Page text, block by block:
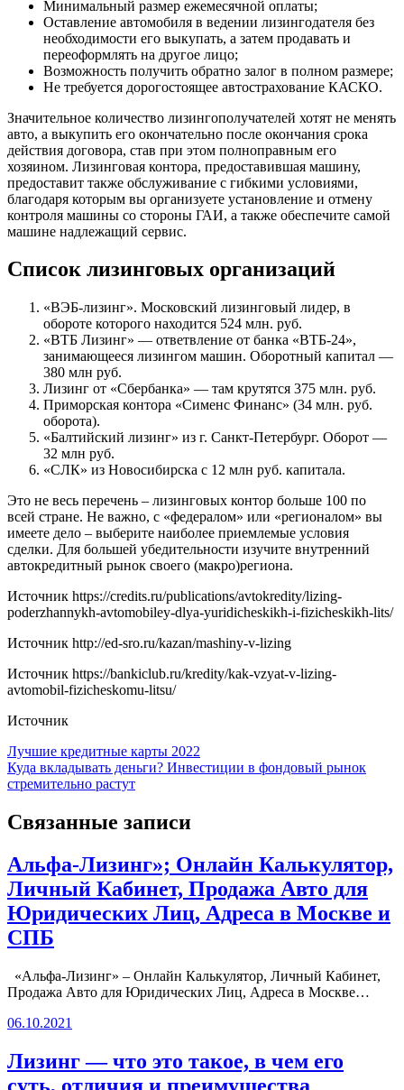
Минимальный размер ежемесячной оплаты;
Оставление автомобиля в ведении лизингодателя без
необходимости его выкупать, а затем продавать и
переоформлять на другое лицо;
Возможность получить обратно залог в полном размере;
Не требуется дорогостоящее автострахование КАСКО.
Значительное количество лизингополучателей хотят не менять
авто, а выкупить его окончательно после окончания срока
действия договора, став при этом полноправным его
хозяином. Лизинговая контора, предоставившая машину,
предоставит также обслуживание с гибкими условиями,
благодаря которым вы организуете установление и отмену
контроля машины со стороны ГАИ, а также обеспечите самой
машине надлежащий сервис.
Список лизинговых организаций
«ВЭБ-лизинг». Московский лизинговый лидер, в
обороте которого находится 524 млн. руб.
«ВТБ Лизинг» — ответвление от банка «ВТБ-24»,
занимающееся лизингом машин. Оборотный капитал —
380 млн руб.
Лизинг от «Сбербанка» — там крутятся 375 млн. руб.
Приморская контора «Сименс Финанс» (34 млн. руб.
оборота).
«Балтийский лизинг» из г. Санкт-Петербург. Оборот —
32 млн руб.
«СЛК» из Новосибирска с 12 млн руб. капитала.
Это не весь перечень – лизинговых контор больше 100 по
всей стране. Не важно, с «федералом» или «регионалом» вы
имеете дело – выберите наиболее приемлемые условия
сделки. Для большей убедительности изучите внутренний
автокредитный рынок своего (макро)региона.
Источник https://credits.ru/publications/avtokredity/lizing-
poderzhannykh-avtomobiley-dlya-yuridicheskikh-i-fizicheskikh-lits/
Источник http://ed-sro.ru/kazan/mashiny-v-lizing
Источник https://bankiclub.ru/kredity/kak-vzyat-v-lizing-
avtomobil-fizicheskomu-litsu/
Источник
Навигация
по
Лучшие кредитные карты 2022
Куда вкладывать деньги? Инвестиции в фондовый рынок
стремительно растут
Связанные записи
Альфа-Лизинг»; Онлайн Калькулятор,
Личный Кабинет, Продажа Авто для
Юридических Лиц, Адреса в Москве и
СПБ
«Альфа-Лизинг» – Онлайн Калькулятор, Личный Кабинет,
Продажа Авто для Юридических Лиц, Адреса в Москве…
06.10.2021
Лизинг — что это такое, в чем его